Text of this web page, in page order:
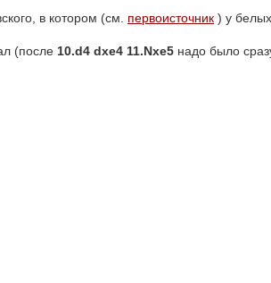
в котором (см. первоисточник ) у
(после 10.d4 dxe4 11.Nxe5 надо было